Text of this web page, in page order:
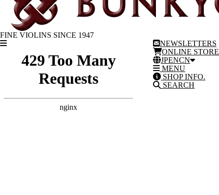
FINE VIOLINS SINCE 1947
NEWSLETTERS
ONLINE STORE
JPENCN
MENU
SHOP INFO.
SEARCH